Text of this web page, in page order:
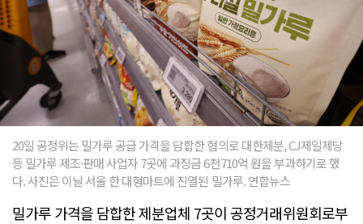
20일 공정위는 밀가루 공급 가격을 담합한 혐의로 대한제분, CJ제일제당
등 밀가루 제조·판매 사업자 7곳에 과징금 6천710억 원을 부과하기로 했
다. 사진은 이날 서울 한 대형마트에 진열된 밀가루. 연합뉴스
밀가루 가격을 담합한 제분업체 7곳이 공정거래위원회로부